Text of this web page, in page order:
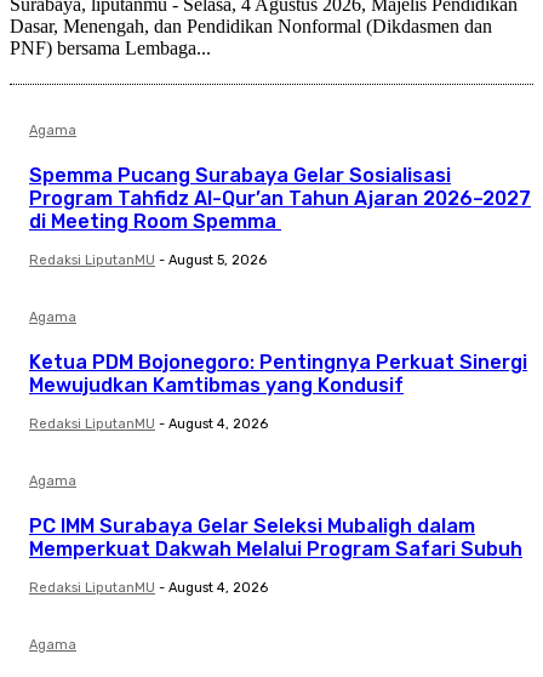
Surabaya, liputanmu - Selasa, 4 Agustus 2026, Majelis Pendidikan
Dasar, Menengah, dan Pendidikan Nonformal (Dikdasmen dan
PNF) bersama Lembaga...
Agama
Spemma Pucang Surabaya Gelar Sosialisasi
Program Tahfidz Al-Qur’an Tahun Ajaran 2026–2027
di Meeting Room Spemma
Redaksi LiputanMU - August 5, 2026
Agama
Ketua PDM Bojonegoro: Pentingnya Perkuat Sinergi
Mewujudkan Kamtibmas yang Kondusif
Redaksi LiputanMU - August 4, 2026
Agama
PC IMM Surabaya Gelar Seleksi Mubaligh dalam
Memperkuat Dakwah Melalui Program Safari Subuh
Redaksi LiputanMU - August 4, 2026
Agama